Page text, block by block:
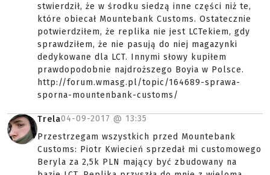
stwierdził, że w środku siedzą inne części niż te,
które obiecał Mountebank Customs. Ostatecznie
potwierdziłem, że replika nie jest LCTekiem, gdy
sprawdziłem, że nie pasują do niej magazynki
dedykowane dla LCT. Innymi słowy kupiłem
prawdopodobnie najdroższego Boyia w Polsce.
http://forum.wmasg.pl/topic/164689-sprawa-
sporna-mountenbank-customs/
Trela04-09-2017 @ 13:35
Przestrzegam wszystkich przed Mountebank
Customs: Piotr Kwiecień sprzedał mi customowego
Beryla za 2,5k PLN mający być zbudowany na